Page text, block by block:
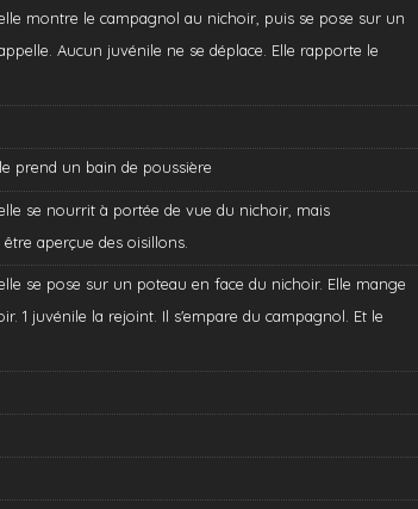
montre le campagnol au nichoir, puis se pose sur un
Aucun juvénile ne se déplace. Elle rapporte le
prend un bain de poussière
se nourrit à portée de vue du nichoir, mais
aperçue des oisillons.
se pose sur un poteau en face du nichoir. Elle mange
1 juvénile la rejoint. Il s'empare du campagnol. Et le